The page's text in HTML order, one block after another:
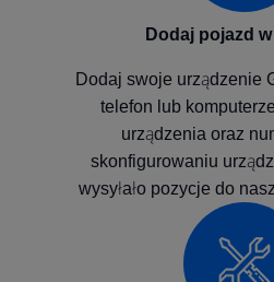
Dodaj pojazd
Dodaj swoje urządzenie
telefon lub
urządzenia oraz
skonfigurowaniu
wysyłało pozycje do